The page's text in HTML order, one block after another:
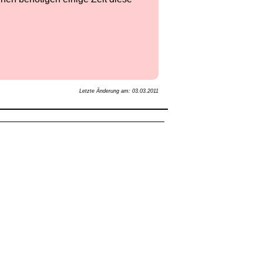
Letzte Änderung am: 03.03.2011